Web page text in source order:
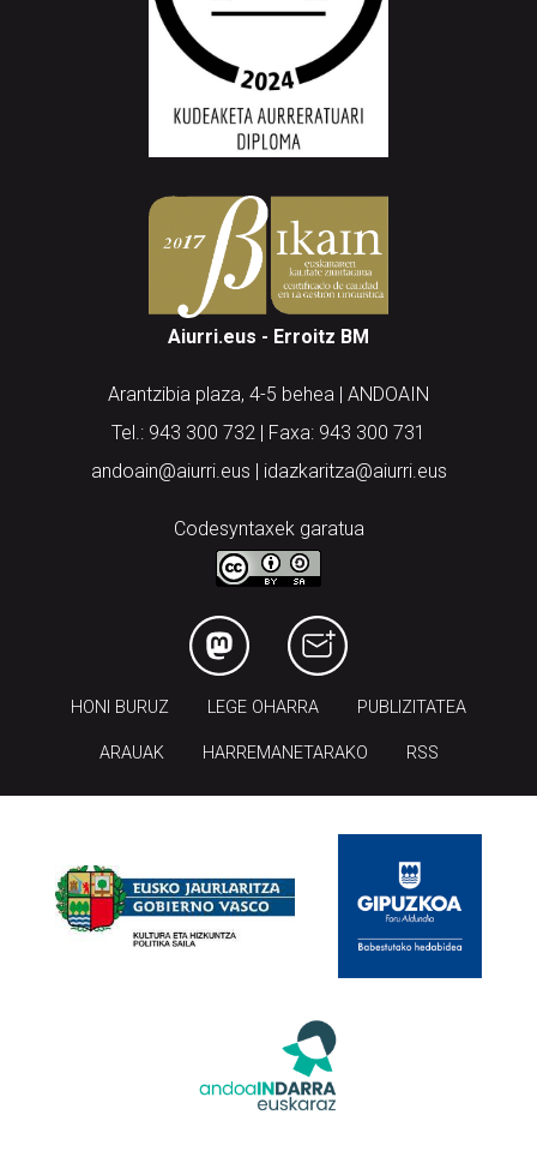
Aiurri.eus - Erroitz BM
Arantzibia plaza, 4-5 behea | ANDOAIN
Tel.: 943 300 732 | Faxa: 943 300 731
andoain@aiurri.eus | idazkaritza@aiurri.eus
Codesyntaxek garatua
HONI BURUZ LEGE OHARRA PUBLIZITATEA
ARAUAK HARREMANETARAKO RSS